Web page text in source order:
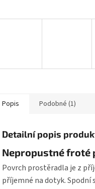
Popis Podobné (1)
Detailní popis
Nepropustné froté
Povrch prostěradla je z
příjemné na dotyk.